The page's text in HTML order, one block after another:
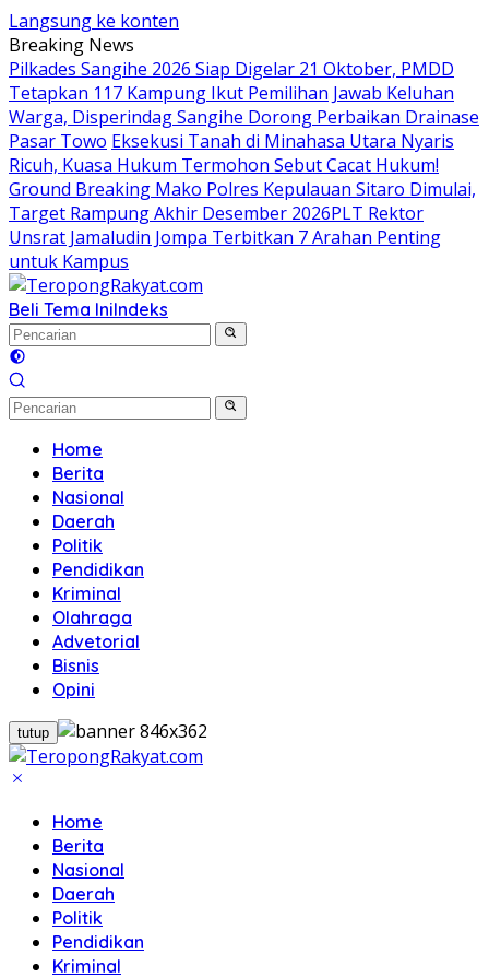
Langsung ke konten
Breaking News
Pilkades Sangihe 2026 Siap Digelar 21 Oktober, PMDD
Tetapkan 117 Kampung Ikut Pemilihan Jawab Keluhan
Warga, Disperindag Sangihe Dorong Perbaikan Drainase
Pasar Towo Eksekusi Tanah di Minahasa Utara Nyaris
Ricuh, Kuasa Hukum Termohon Sebut Cacat Hukum!
Ground Breaking Mako Polres Kepulauan Sitaro Dimulai,
Target Rampung Akhir Desember 2026​PLT Rektor
Unsrat Jamaludin Jompa Terbitkan 7 Arahan Penting
untuk Kampus
Beli Tema IniIndeks
Home
Berita
Nasional
Daerah
Politik
Pendidikan
Kriminal
Olahraga
Advetorial
Bisnis
Opini
tutup
Home
Berita
Nasional
Daerah
Politik
Pendidikan
Kriminal